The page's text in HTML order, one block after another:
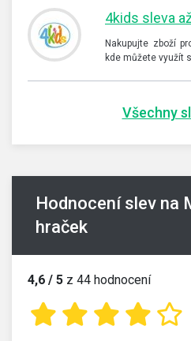
4kids sleva
Nakupujte zboží
kde můžete využít
Všechny
Hodnocení slev na
hraček
4,6 / 5 z 44 hodnocení